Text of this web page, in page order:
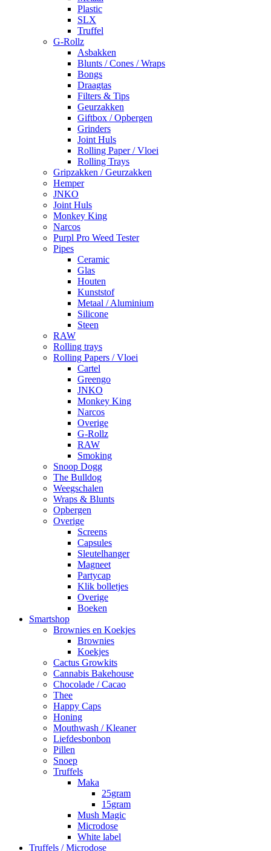
Plastic
SLX
Truffel
G-Rollz
Asbakken
Blunts / Cones / Wraps
Bongs
Draagtas
Filters & Tips
Geurzakken
Giftbox / Opbergen
Grinders
Joint Huls
Rolling Paper / Vloei
Rolling Trays
Gripzakken / Geurzakken
Hemper
JNKO
Joint Huls
Monkey King
Narcos
Purpl Pro Weed Tester
Pipes
Ceramic
Glas
Houten
Kunststof
Metaal / Aluminium
Silicone
Steen
RAW
Rolling trays
Rolling Papers / Vloei
Cartel
Greengo
JNKO
Monkey King
Narcos
Overige
G-Rollz
RAW
Smoking
Snoop Dogg
The Bulldog
Weegschalen
Wraps & Blunts
Opbergen
Overige
Screens
Capsules
Sleutelhanger
Magneet
Partycap
Klik bolletjes
Overige
Boeken
Smartshop
Brownies en Koekjes
Brownies
Koekjes
Cactus Growkits
Cannabis Bakehouse
Chocolade / Cacao
Thee
Happy Caps
Honing
Mouthwash / Kleaner
Liefdesbonbon
Pillen
Snoep
Truffels
Maka
25gram
15gram
Mush Magic
Microdose
White label
Truffels / Microdose